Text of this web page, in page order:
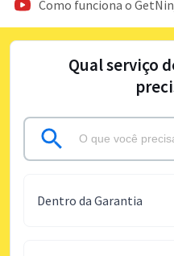
Como funciona o
Qual serviço
Dentro da Garantia